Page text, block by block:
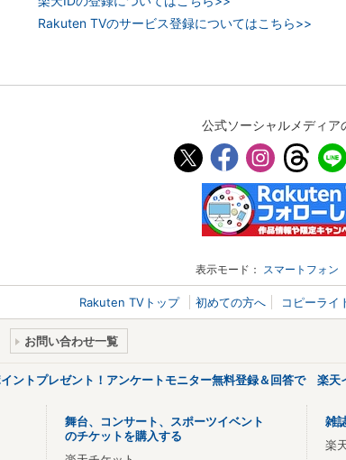
Rakuten TVのサービス登録についてはこちら>>
公式ソーシャルメディア
表示モード： スマートフォン
Rakuten TVトップ 初めての方へ コピーライ
お問い合わせ一覧
イントプレゼント！アンケートモニター無料登録＆回答で 楽天
舞台、コンサート、スポーツイベント
のチケットを購入する
雑
楽